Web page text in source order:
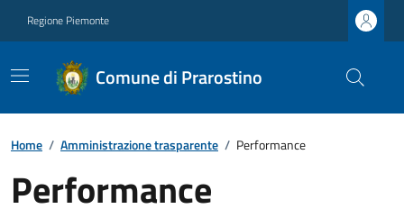
Regione Piemonte
Comune di Prarostino
Home / Amministrazione trasparente / Performance
Performance